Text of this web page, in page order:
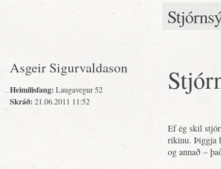
Asgeir Sigurvaldason
Heimilisfang: Laugavegur 52
Skráð: 21.06.2011 11:52
Ef ég skil
ríkinu. Þiggja
og annað –